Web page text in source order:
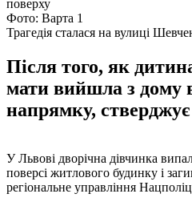
Фото: Варта 1
Трагедія сталася на вулиці
Після того, як
мати вийшла з дому
напрямку,
У Львові дворічна дівчинка
поверсі житлового будинку і
регіональне управління